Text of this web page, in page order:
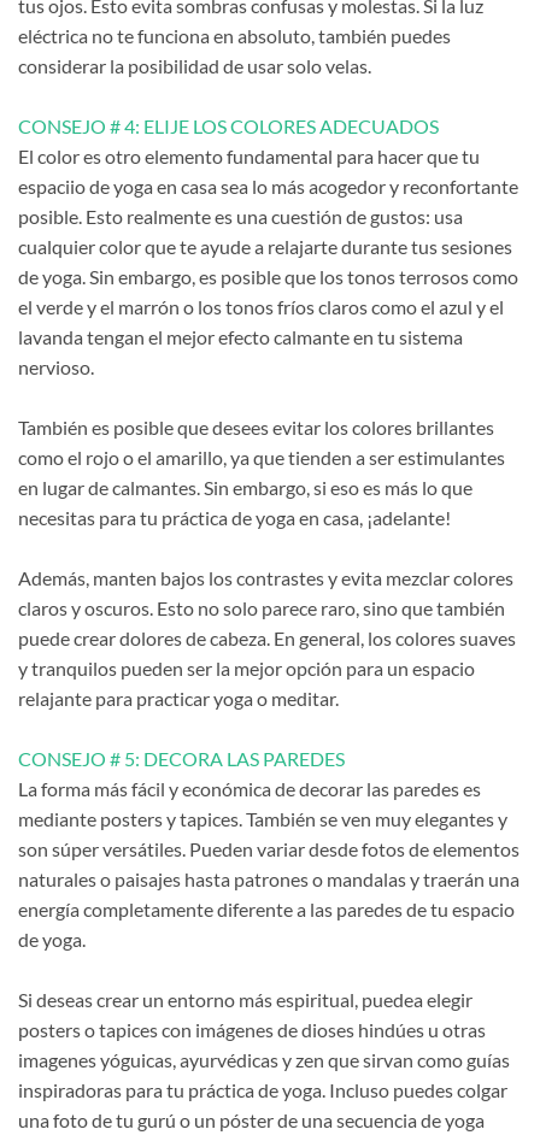
tus ojos. Esto evita sombras confusas y molestas. Si la luz
eléctrica no te funciona en absoluto, también puedes
considerar la posibilidad de usar solo velas.
CONSEJO # 4: ELIJE LOS COLORES ADECUADOS
El color es otro elemento fundamental para hacer que tu
espaciio de yoga en casa sea lo más acogedor y reconfortante
posible. Esto realmente es una cuestión de gustos: usa
cualquier color que te ayude a relajarte durante tus sesiones
de yoga. Sin embargo, es posible que los tonos terrosos como
el verde y el marrón o los tonos fríos claros como el azul y el
lavanda tengan el mejor efecto calmante en tu sistema
nervioso.
También es posible que desees evitar los colores brillantes
como el rojo o el amarillo, ya que tienden a ser estimulantes
en lugar de calmantes. Sin embargo, si eso es más lo que
necesitas para tu práctica de yoga en casa, ¡adelante!
Además, manten bajos los contrastes y evita mezclar colores
claros y oscuros. Esto no solo parece raro, sino que también
puede crear dolores de cabeza. En general, los colores suaves
y tranquilos pueden ser la mejor opción para un espacio
relajante para practicar yoga o meditar.
CONSEJO # 5: DECORA LAS PAREDES
La forma más fácil y económica de decorar las paredes es
mediante posters y tapices. También se ven muy elegantes y
son súper versátiles. Pueden variar desde fotos de elementos
naturales o paisajes hasta patrones o mandalas y traerán una
energía completamente diferente a las paredes de tu espacio
de yoga.
Si deseas crear un entorno más espiritual, puedea elegir
posters o tapices con imágenes de dioses hindúes u otras
imagenes yóguicas, ayurvédicas y zen que sirvan como guías
inspiradoras para tu práctica de yoga. Incluso puedes colgar
una foto de tu gurú o un póster de una secuencia de yoga